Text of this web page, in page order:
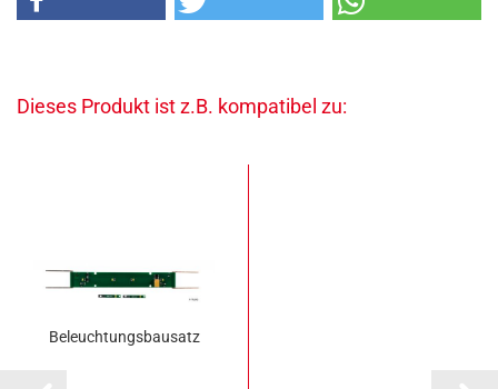
Dieses Produkt ist z.B. kompatibel zu:
Beleuchtungsbausatz